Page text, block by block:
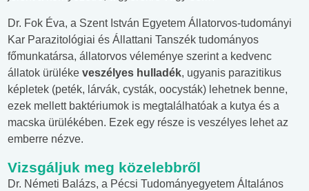
Dr. Fok Éva, a Szent István Egyetem Állatorvos-tudományi
Kar Parazitológiai és Állattani Tanszék tudományos
főmunkatársa, állatorvos véleménye szerint a kedvenc
állatok ürüléke veszélyes hulladék, ugyanis parazitikus
képletek (peték, lárvák, cysták, oocysták) lehetnek benne,
ezek mellett baktériumok is megtalálhatóak a kutya és a
macska ürülékében. Ezek egy része is veszélyes lehet az
emberre nézve.
Vizsgáljuk meg közelebbről
Dr. Németi Balázs, a Pécsi Tudományegyetem Általános